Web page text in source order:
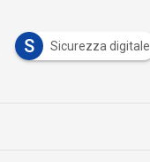
S Sicurezza digitale